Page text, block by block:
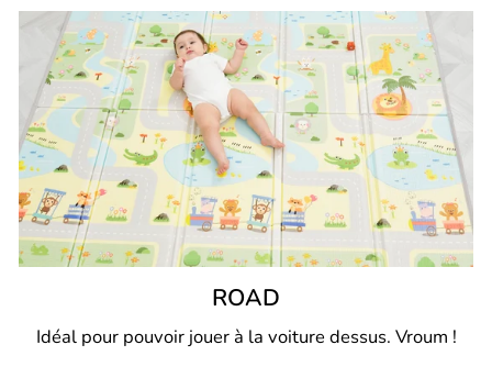
ROAD
Idéal pour pouvoir jouer à la voiture dessus. Vroum !